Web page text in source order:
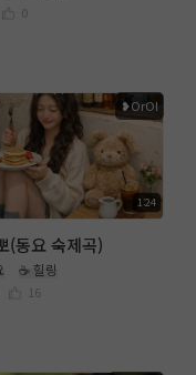
0
1:24
❥OrOl
(동요 숙제곡)
☕ 힐링
16